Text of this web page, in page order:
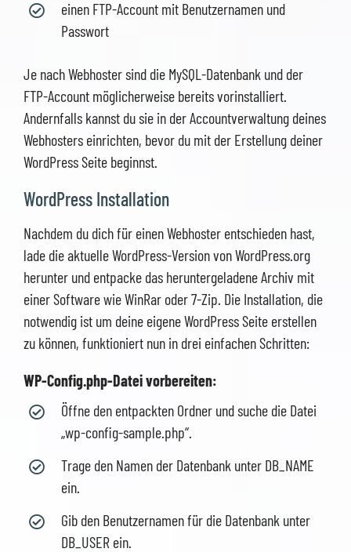
einen FTP-Account mit Benutzernamen und
Passwort
Je nach Webhoster sind die MySQL-Datenbank und der
FTP-Account möglicherweise bereits vorinstalliert.
Andernfalls kannst du sie in der Accountverwaltung deines
Webhosters einrichten, bevor du mit der Erstellung deiner
WordPress Seite beginnst.
WordPress Installation
Nachdem du dich für einen Webhoster entschieden hast,
lade die aktuelle WordPress-Version von WordPress.org
herunter und entpacke das heruntergeladene Archiv mit
einer Software wie WinRar oder 7-Zip. Die Installation, die
notwendig ist um deine eigene WordPress Seite erstellen
zu können, funktioniert nun in drei einfachen Schritten:
WP-Config.php-Datei vorbereiten:
Öffne den entpackten Ordner und suche die Datei
„wp-config-sample.php“.
Trage den Namen der Datenbank unter DB_NAME
ein.
Gib den Benutzernamen für die Datenbank unter
DB_USER ein.